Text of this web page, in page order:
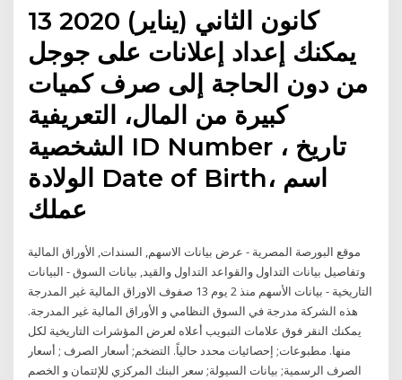
13 كانون الثاني (يناير) 2020
يمكنك إعداد إعلانات على جوجل
من دون الحاجة إلى صرف كميات
كبيرة من المال، التعريفية
الشخصية ID Number ، تاريخ
الولادة Date of Birth، اسم
موقع البورصة المصرية - عرض بيانات الاسهم, السندات, الأوراق المالية
وتفاصيل بيانات التداول والقواعد التداول والقيد, بيانات السوق - البيانات
التاريخية - بيانات الأسهم منذ 2 يوم 13 صفوف الاوراق المالية غير المدرجة
هذه الشركة مدرجة في السوق النظامي و الأوراق المالية غير المدرجة.
يمكنك النقر فوق علامات التبويب أعلاه لعرض المؤشرات التاريخية لكل
منها. مطبوعات; إحصائيات محدد حالياً. التضخم; أسعار الصرف ; أسعار
الصرف الرسمية; بيانات السيولة; سعر البنك المركزي للإئتمان و الخصم